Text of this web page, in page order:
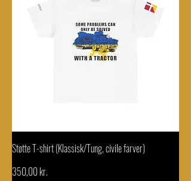
Støtte T-shirt (Klassisk/Tung, civile farver)
Pris
350,00 kr.